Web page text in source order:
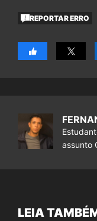
REPORTAR ERRO
assunto
LEIA